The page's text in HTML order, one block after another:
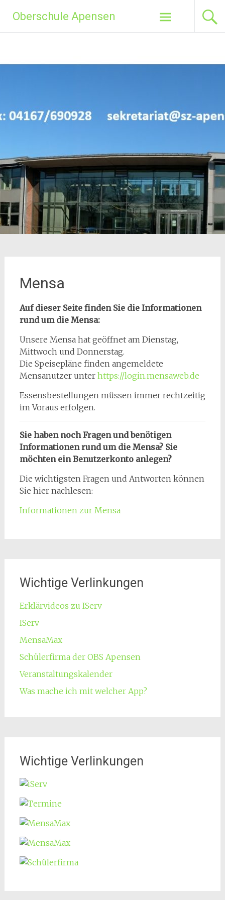
Inhalt
springen
Oberschule Apensen
Mensa
Auf dieser Seite finden Sie die Informationen
rund um die Mensa:
Unsere Mensa hat geöffnet am Dienstag,
Mittwoch und Donnerstag.
Die Speisepläne finden angemeldete
Mensanutzer unter https://login.mensaweb.de
Essensbestellungen müssen immer rechtzeitig
im Voraus erfolgen.
Sie haben noch Fragen und benötigen
Informationen rund um die Mensa? Sie
möchten ein Benutzerkonto anlegen?
Die wichtigsten Fragen und Antworten können
Sie hier nachlesen:
Informationen zur Mensa
Wichtige Verlinkungen
Erklärvideos zu IServ
IServ
MensaMax
Schülerfirma der OBS Apensen
Veranstaltungskalender
Was mache ich mit welcher App?
Wichtige Verlinkungen